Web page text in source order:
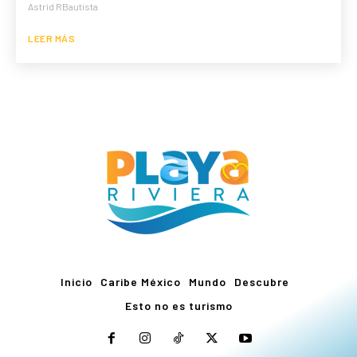
Astrid RBautista
LEER MÁS
Inicio Caribe México Mundo
Descubre
Esto no es turismo